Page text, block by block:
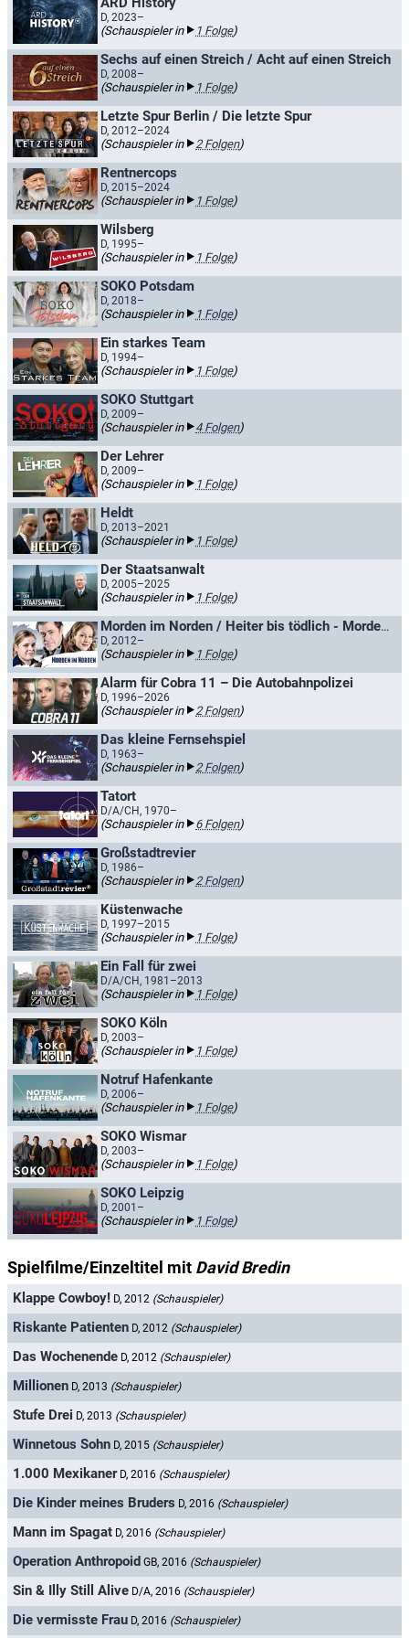
D, 2023–
(Schauspieler in 1 Folge)
Sechs auf einen Streich / Acht auf einen Streich
D, 2008–
(Schauspieler in 1 Folge)
Letzte Spur Berlin / Die letzte Spur
D, 2012–2024
(Schauspieler in 2 Folgen)
Rentnercops
D, 2015–2024
(Schauspieler in 1 Folge)
Wilsberg
D, 1995–
(Schauspieler in 1 Folge)
SOKO Potsdam
D, 2018–
(Schauspieler in 1 Folge)
Ein starkes Team
D, 1994–
(Schauspieler in 1 Folge)
SOKO Stuttgart
D, 2009–
(Schauspieler in 4 Folgen)
Der Lehrer
D, 2009–
(Schauspieler in 1 Folge)
Heldt
D, 2013–2021
(Schauspieler in 1 Folge)
Der Staatsanwalt
D, 2005–2025
(Schauspieler in 1 Folge)
Morden im Norden / Heiter bis tödlich - Morden im Norden
D, 2012–
(Schauspieler in 1 Folge)
Alarm für Cobra 11 – Die Autobahnpolizei
D, 1996–2026
(Schauspieler in 2 Folgen)
Das kleine Fernsehspiel
D, 1963–
(Schauspieler in 2 Folgen)
Tatort
D/A/CH, 1970–
(Schauspieler in 6 Folgen)
Großstadtrevier
D, 1986–
(Schauspieler in 2 Folgen)
Küstenwache
D, 1997–2015
(Schauspieler in 1 Folge)
Ein Fall für zwei
D/A/CH, 1981–2013
(Schauspieler in 1 Folge)
SOKO Köln
D, 2003–
(Schauspieler in 1 Folge)
Notruf Hafenkante
D, 2006–
(Schauspieler in 1 Folge)
SOKO Wismar
D, 2003–
(Schauspieler in 1 Folge)
SOKO Leipzig
D, 2001–
(Schauspieler in 1 Folge)
Spielfilme/Einzeltitel mit David Bredin
Klappe Cowboy! D, 2012 (Schauspieler)
Riskante Patienten D, 2012 (Schauspieler)
Das Wochenende D, 2012 (Schauspieler)
Millionen D, 2013 (Schauspieler)
Stufe Drei D, 2013 (Schauspieler)
Winnetous Sohn D, 2015 (Schauspieler)
1.000 Mexikaner D, 2016 (Schauspieler)
Die Kinder meines Bruders D, 2016 (Schauspieler)
Mann im Spagat D, 2016 (Schauspieler)
Operation Anthropoid GB, 2016 (Schauspieler)
Sin & Illy Still Alive D/A, 2016 (Schauspieler)
Die vermisste Frau D, 2016 (Schauspieler)